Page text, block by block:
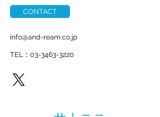
CONTACT
info@and-ream.co.jp
TEL：03-3463-3220